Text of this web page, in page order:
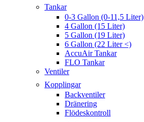
Tankar
0-3 Gallon (0-11,5 Liter)
4 Gallon (15 Liter)
5 Gallon (19 Liter)
6 Gallon (22 Liter <)
AccuAir Tankar
FLO Tankar
Ventiler
Kopplingar
Backventiler
Dränering
Flödeskontroll